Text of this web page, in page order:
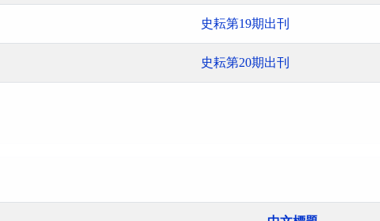
史耘第19期出刊
史耘第20期出刊